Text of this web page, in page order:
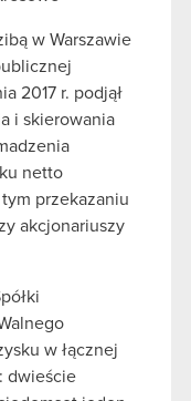
w Warszawie
2017 r. podjął
i skierowania
netto
przekazaniu
akcjonariuszy
w łącznej
dwieście